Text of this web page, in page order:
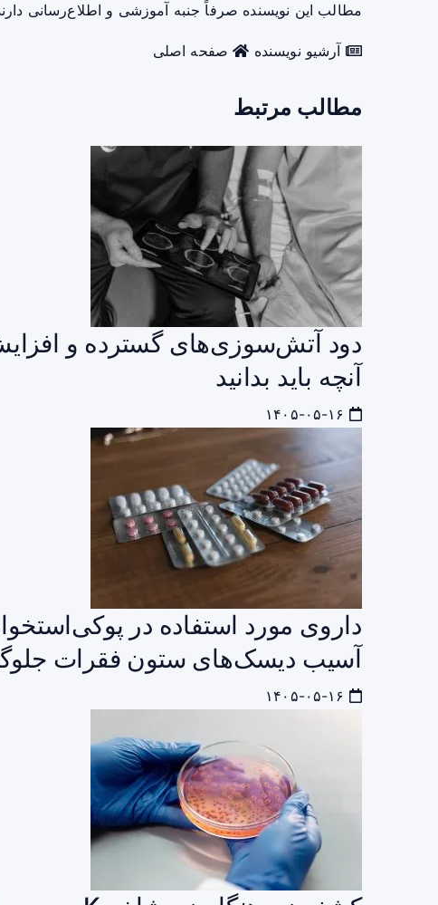
مطالب این نویسنده صرفاً جنبه آموزشی و اطلاع‌رسانی
آرشیو نویسنده صفحه اصلی
مطالب مرتبط
دود آتش‌سوزی‌های گسترده و
آنچه باید بدانید
داروی مورد استفاده در
آسیب دیسک‌های ستون فقرات